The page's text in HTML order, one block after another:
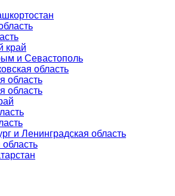
край
и Севастополь
область
область
область
и Ленинградская область